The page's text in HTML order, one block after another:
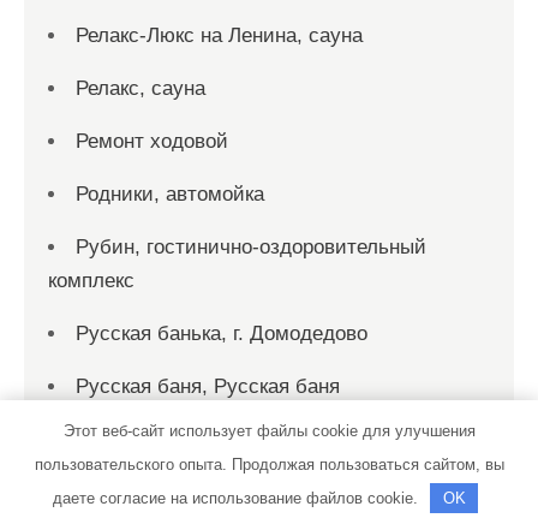
Релакс-Люкс на Ленина, сауна
Релакс, сауна
Ремонт ходовой
Родники, автомойка
Рубин, гостинично-оздоровительный
комплекс
Русская банька, г. Домодедово
Русская баня, Русская баня
Русский финн, баня-сауна
Рыбка, сауна
Этот веб-сайт использует файлы cookie для улучшения
пользовательского опыта. Продолжая пользоваться сайтом, вы
даете согласие на использование файлов cookie.
OK